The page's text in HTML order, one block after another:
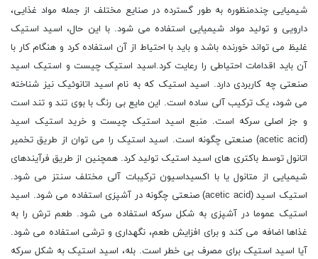
شیمیایی چندمنظوره به طور گسترده در صنایع مختلف از جمله مواد غذایی،
دارویی و تولید مواد شیمیایی استفاده می شود. با این حال، اسید استیک
غلیظ می تواند خورنده باشد و باید با احتیاط از آن استفاده کرد و هنگام کار با
آن باید اقدامات احتیاطی را رعایت کرد.اسید استیک چیست و استیک اسید
صنعتی چه کاربردی دارد. اسید استیک که به نام اسید اتانوئیک نیز شناخته
می شود، یک ترکیب آلی ساده است. این مایع بی رنگ با بوی تند و تند است
و جز اصلی سرکه است. منبع اسید استیک چیست و خرید استیک اسید
(acetic acid) صنعتی چگونه است. اسید استیک را می توان از طریق تخمیر
اتانول توسط باکتری های اسید استیک تولید کرد. همچنین از طریق فرآیندهای
شیمیایی از متانول یا با اکسیداسیون ترکیبات آلی مختلف سنتز می شود.
استیک اسید (acetic acid) صنعتی چگونه در آشپزی استفاده می شود. اسید
استیک عموما در آشپزی به شکل سرکه استفاده می شود. طعم ترش را به
غذاها اضافه می کند و برای افزایش طعم، نگهداری و ترشی استفاده می شود.
آیا اسید استیک برای مصرف بی خطر است. بله، اسید استیک به شکل سرکه